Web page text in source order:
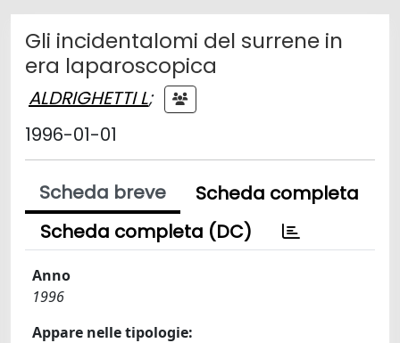
Gli incidentalomi del surrene in
era laparoscopica
ALDRIGHETTI L;
1996-01-01
Scheda breve
Scheda completa
Scheda completa (DC)
Anno
1996
Appare nelle tipologie: